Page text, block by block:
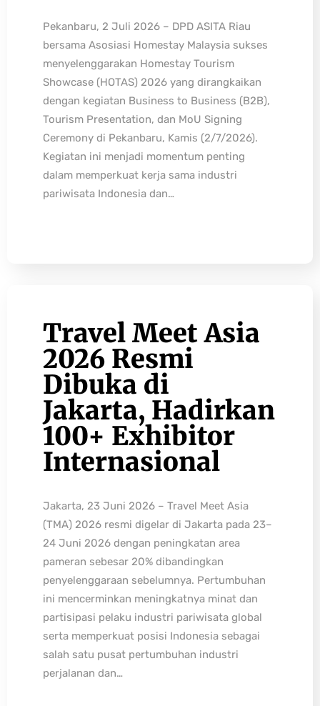
Pekanbaru, 2 Juli 2026 – DPD ASITA Riau
bersama Asosiasi Homestay Malaysia sukses
menyelenggarakan Homestay Tourism
Showcase (HOTAS) 2026 yang dirangkaikan
dengan kegiatan Business to Business (B2B),
Tourism Presentation, dan MoU Signing
Ceremony di Pekanbaru, Kamis (2/7/2026).
Kegiatan ini menjadi momentum penting
dalam memperkuat kerja sama industri
pariwisata Indonesia dan…
Travel Meet Asia
2026 Resmi
Dibuka di
Jakarta, Hadirkan
100+ Exhibitor
Internasional
Jakarta, 23 Juni 2026 – Travel Meet Asia
(TMA) 2026 resmi digelar di Jakarta pada 23–
24 Juni 2026 dengan peningkatan area
pameran sebesar 20% dibandingkan
penyelenggaraan sebelumnya. Pertumbuhan
ini mencerminkan meningkatnya minat dan
partisipasi pelaku industri pariwisata global
serta memperkuat posisi Indonesia sebagai
salah satu pusat pertumbuhan industri
perjalanan dan…